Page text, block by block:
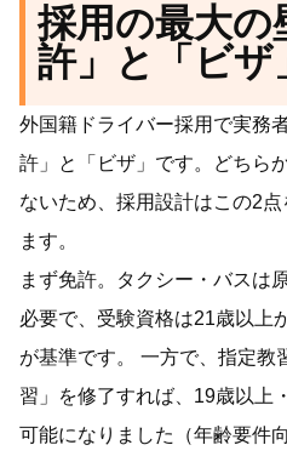
採用の最大の
許」と「ビザ
外国籍ドライバー採用で実務
許」と「ビザ」です。どちら
ないため、採用設計はこの2
ます。
まず免許。タクシー・バスは
必要で、受験資格は21歳以上
が基準です。 一方で、指定教
習」を修了すれば、19歳以上
可能になりました（年齢要件